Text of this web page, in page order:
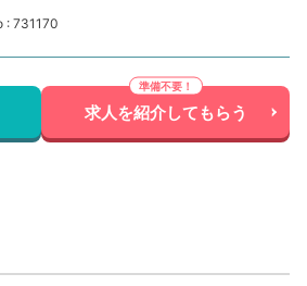
: 731170
求人を紹介してもらう